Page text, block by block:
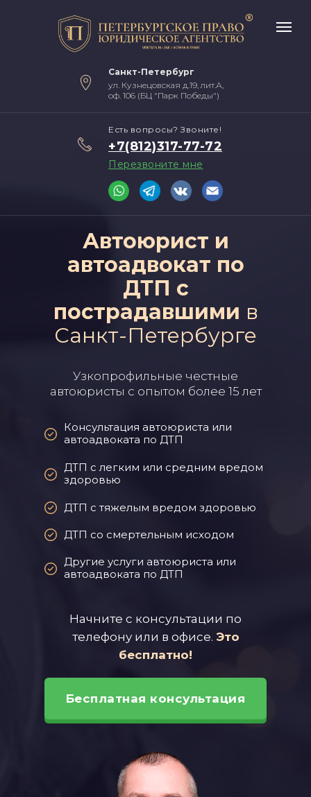
Бесплатная консультация
Другие услуги автоюриста или
автоадвоката по ДТП
ДТП с тяжелым вредом здоровью
ДТП со смертельным исходом
ДТП с легким или средним вредом
здоровью
Узкопрофильные честные
автоюристы с опытом более 15 лет
Консультация автоюриста или
автоадвоката по ДТП
Автоюрист и
автоадвокат по
ДТП с
пострадавшими в
Санкт-Петербурге
ул. Кузнецовская д.19, лит.А,
оф. 106 (БЦ "Парк Победы")
Есть вопросы? Звоните!
Перезвоните мне
+7(812)317-77-72
Санкт-Петербург
Начните с консультации по
телефону или в офисе. Это
бесплатно!